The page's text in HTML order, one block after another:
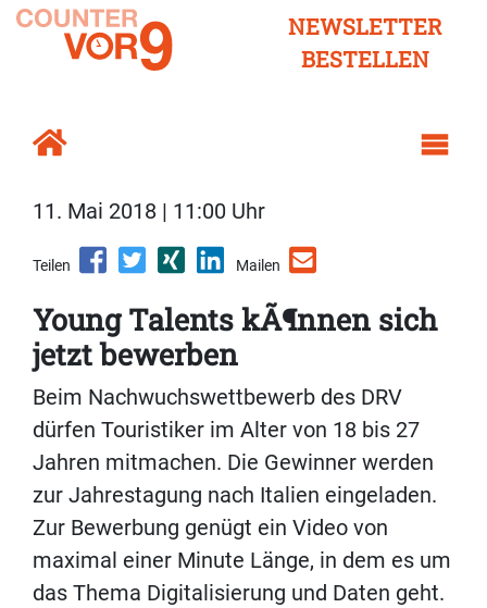
NEWSLETTER
BESTELLEN
11. Mai 2018 | 11:00 Uhr
Teilen Mailen
Young Talents kÃ¶nnen sich
jetzt bewerben
Beim Nachwuchswettbewerb des DRV
dürfen Touristiker im Alter von 18 bis 27
Jahren mitmachen. Die Gewinner werden
zur Jahrestagung nach Italien eingeladen.
Zur Bewerbung genügt ein Video von
maximal einer Minute Länge, in dem es um
das Thema Digitalisierung und Daten geht.